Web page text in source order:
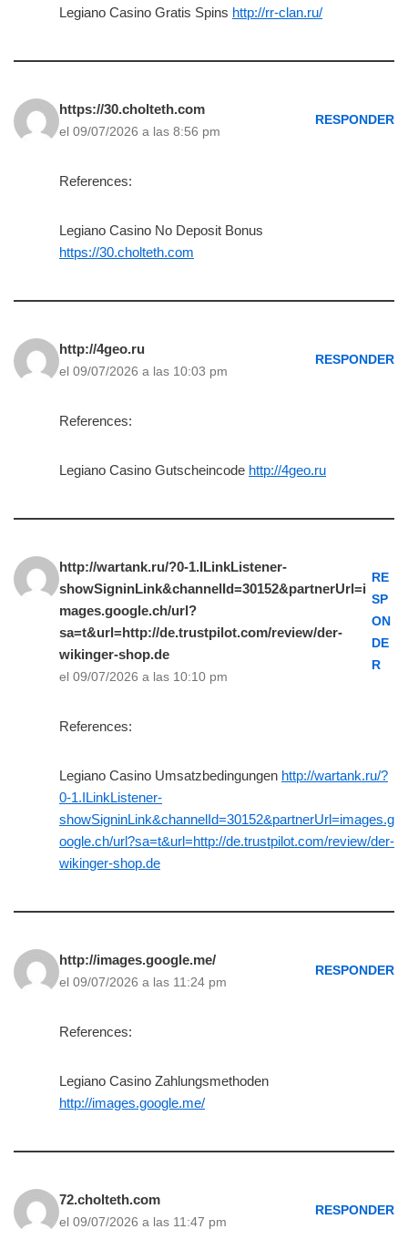
Legiano Casino Gratis Spins http://rr-clan.ru/
https://30.cholteth.com
el 09/07/2026 a las 8:56 pm
RESPONDER
References:
Legiano Casino No Deposit Bonus
https://30.cholteth.com
http://4geo.ru
el 09/07/2026 a las 10:03 pm
RESPONDER
References:
Legiano Casino Gutscheincode http://4geo.ru
http://wartank.ru/?0-1.ILinkListener-
showSigninLink&channelId=30152&partnerUrl=i
mages.google.ch/url?
sa=t&url=http://de.trustpilot.com/review/der-
wikinger-shop.de
el 09/07/2026 a las 10:10 pm
RE
SP
ON
DE
R
References:
Legiano Casino Umsatzbedingungen http://wartank.ru/?
0-1.ILinkListener-
showSigninLink&channelId=30152&partnerUrl=images.g
oogle.ch/url?sa=t&url=http://de.trustpilot.com/review/der-
wikinger-shop.de
http://images.google.me/
el 09/07/2026 a las 11:24 pm
RESPONDER
References:
Legiano Casino Zahlungsmethoden
http://images.google.me/
72.cholteth.com
el 09/07/2026 a las 11:47 pm
RESPONDER